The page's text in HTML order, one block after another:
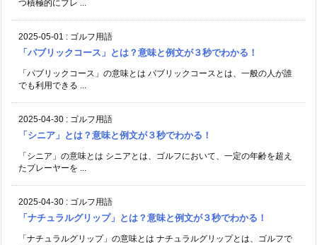
つ積極的にプレ ...
2025-05-01 : ゴルフ用語
「パブリックコース」とは？意味と例文が３秒でわかる！
「パブリックコース」の意味とは パブリックコースとは、一般の人が誰
でも利用できる ...
2025-04-30 : ゴルフ用語
「シニア」とは？意味と例文が３秒でわかる！
「シニア」の意味とは シニアとは、ゴルフにおいて、一定の年齢を超え
たプレーヤーを ...
2025-04-30 : ゴルフ用語
「ナチュラルグリップ」とは？意味と例文が３秒でわかる！
「ナチュラルグリップ」の意味とは ナチュラルグリップとは、ゴルフで